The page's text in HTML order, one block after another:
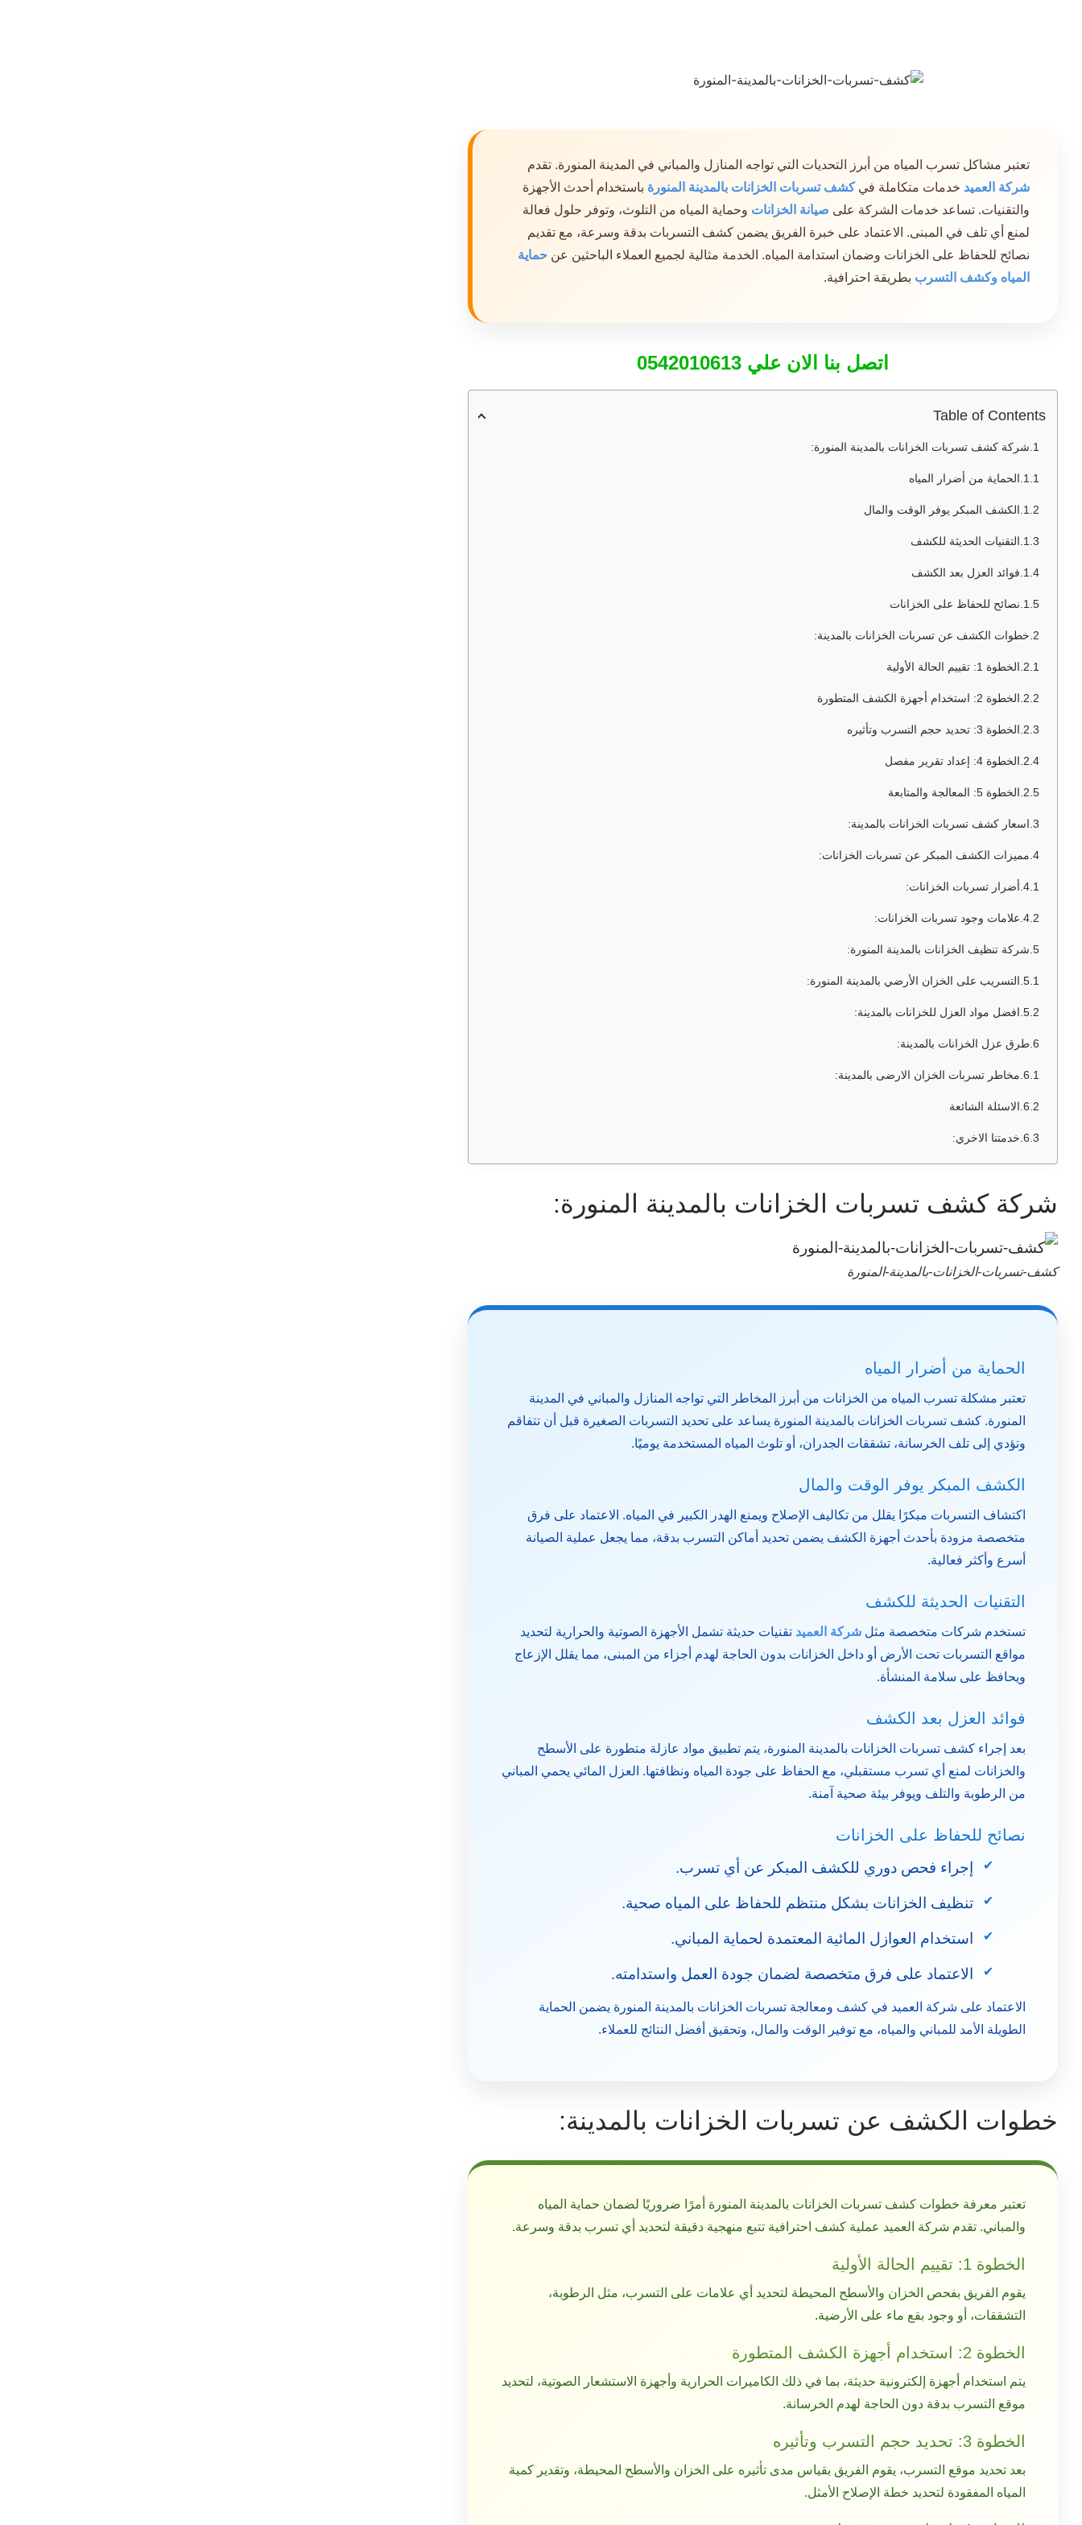
تعتبر مشاكل تسرب المياه من أبرز التحديات التي تواجه المنازل والمباني في المدينة المنورة. تقدم
شركة العميد خدمات متكاملة فيكشف تسربات الخزانات بالمدينة المنورة باستخدام أحدث الأجهزة
والتقنيات. تساعد خدمات الشركة على صيانة الخزانات وحماية المياه من التلوث، وتوفر حلول فعالة
لمنع أي تلف في المبنى. الاعتماد على خبرة الفريق يضمن كشف التسربات بدقة وسرعة، مع تقديم
نصائح للحفاظ على الخزانات وضمان استدامة المياه. الخدمة مثالية لجميع العملاء الباحثين عن حماية
المياه وكشف التسرب بطريقة احترافية.
اتصل بنا الان علي 0542010613
Table of Contents
شركة كشف تسربات الخزانات بالمدينة المنورة:
الحماية من أضرار المياه
الكشف المبكر يوفر الوقت والمال
التقنيات الحديثة للكشف
فوائد العزل بعد الكشف
نصائح للحفاظ على الخزانات
خطوات الكشف عن تسربات الخزانات بالمدينة:
الخطوة 1: تقييم الحالة الأولية
الخطوة 2: استخدام أجهزة الكشف المتطورة
الخطوة 3: تحديد حجم التسرب وتأثيره
الخطوة 4: إعداد تقرير مفصل
الخطوة 5: المعالجة والمتابعة
اسعار كشف تسربات الخزانات بالمدينة:
مميزات الكشف المبكر عن تسربات الخزانات:
أضرار تسربات الخزانات:
علامات وجود تسربات الخزانات:
شركة تنظيف الخزانات بالمدينة المنورة:
التسريب على الخزان الأرضي بالمدينة المنورة:
افضل مواد العزل للخزانات بالمدينة:
طرق عزل الخزانات بالمدينة:
مخاطر تسربات الخزان الارضى بالمدينة:
الاسئلة الشائعة
خدمتنا الاخري:
شركة كشف تسربات الخزانات بالمدينة المنورة:
كشف-تسربات-الخزانات-بالمدينة-المنورة
الحماية من أضرار المياه
تعتبر مشكلة تسرب المياه من الخزانات من أبرز المخاطر التي تواجه المنازل والمباني في المدينة
المنورة. كشف تسربات الخزانات بالمدينة المنورة يساعد على تحديد التسربات الصغيرة قبل أن تتفاقم
وتؤدي إلى تلف الخرسانة، تشققات الجدران، أو تلوث المياه المستخدمة يوميًا.
الكشف المبكر يوفر الوقت والمال
اكتشاف التسربات مبكرًا يقلل من تكاليف الإصلاح ويمنع الهدر الكبير في المياه. الاعتماد على فرق
متخصصة مزودة بأحدث أجهزة الكشف يضمن تحديد أماكن التسرب بدقة، مما يجعل عملية الصيانة
أسرع وأكثر فعالية.
التقنيات الحديثة للكشف
تستخدم شركات متخصصة مثل شركة العميد تقنيات حديثة تشمل الأجهزة الصوتية والحرارية لتحديد
مواقع التسربات تحت الأرض أو داخل الخزانات بدون الحاجة لهدم أجزاء من المبنى، مما يقلل الإزعاج
ويحافظ على سلامة المنشأة.
فوائد العزل بعد الكشف
بعد إجراء كشف تسربات الخزانات بالمدينة المنورة، يتم تطبيق مواد عازلة متطورة على الأسطح
والخزانات لمنع أي تسرب مستقبلي، مع الحفاظ على جودة المياه ونظافتها. العزل المائي يحمي المباني
من الرطوبة والتلف ويوفر بيئة صحية آمنة.
نصائح للحفاظ على الخزانات
إجراء فحص دوري للكشف المبكر عن أي تسرب.
تنظيف الخزانات بشكل منتظم للحفاظ على المياه صحية.
استخدام العوازل المائية المعتمدة لحماية المباني.
الاعتماد على فرق متخصصة لضمان جودة العمل واستدامته.
الاعتماد على شركة العميد في كشف ومعالجة تسربات الخزانات بالمدينة المنورة يضمن الحماية
الطويلة الأمد للمباني والمياه، مع توفير الوقت والمال، وتحقيق أفضل النتائج للعملاء.
خطوات الكشف عن تسربات الخزانات بالمدينة:
تعتبر معرفة خطوات كشف تسربات الخزانات بالمدينة المنورة أمرًا ضروريًا لضمان حماية المياه
والمباني. تقدم شركة العميد عملية كشف احترافية تتبع منهجية دقيقة لتحديد أي تسرب بدقة وسرعة.
الخطوة 1: تقييم الحالة الأولية
يقوم الفريق بفحص الخزان والأسطح المحيطة لتحديد أي علامات على التسرب، مثل الرطوبة،
التشققات، أو وجود بقع ماء على الأرضية.
الخطوة 2: استخدام أجهزة الكشف المتطورة
يتم استخدام أجهزة إلكترونية حديثة، بما في ذلك الكاميرات الحرارية وأجهزة الاستشعار الصوتية، لتحديد
موقع التسرب بدقة دون الحاجة لهدم الخرسانة.
الخطوة 3: تحديد حجم التسرب وتأثيره
بعد تحديد موقع التسرب، يقوم الفريق بقياس مدى تأثيره على الخزان والأسطح المحيطة، وتقدير كمية
المياه المفقودة لتحديد خطة الإصلاح الأمثل.